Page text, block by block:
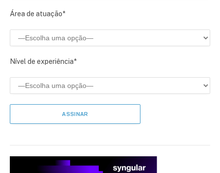
Área de atuação*
Nível de experiência*